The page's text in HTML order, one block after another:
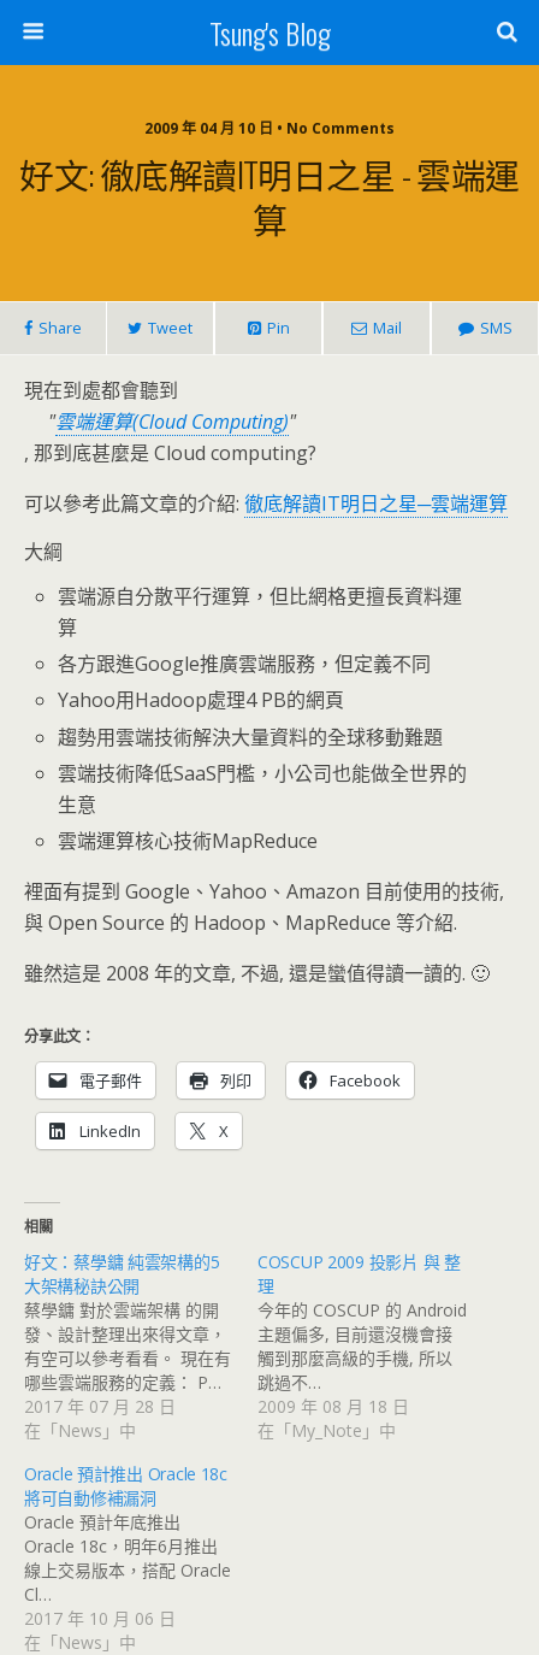
Tsung's Blog
2009 年 04 月 10 日 • No Comments
好文: 徹底解讀IT明日之星 - 雲端運
算
Share Tweet Pin Mail SMS
現在到處都會聽到
雲端運算(Cloud Computing)
, 那到底甚麼是 Cloud computing?
可以參考此篇文章的介紹: 徹底解讀IT明日之星─雲端運算
大綱
雲端源自分散平行運算，但比網格更擅長資料運
算
各方跟進Google推廣雲端服務，但定義不同
Yahoo用Hadoop處理4 PB的網頁
趨勢用雲端技術解決大量資料的全球移動難題
雲端技術降低SaaS門檻，小公司也能做全世界的
生意
雲端運算核心技術MapReduce
裡面有提到 Google、Yahoo、Amazon 目前使用的技術,
與 Open Source 的 Hadoop、MapReduce 等介紹.
雖然這是 2008 年的文章, 不過, 還是蠻值得讀一讀的. 🙂
分享此文：
電子郵件 列印 Facebook
LinkedIn X
相關
好文：蔡學鏞 純雲架構的5
大架構秘訣公開
蔡學鏞 對於雲端架構 的開
發、設計整理出來得文章，
有空可以參考看看。 現在有
哪些雲端服務的定義： P…
2017 年 07 月 28 日
在「News」中
COSCUP 2009 投影片 與 整
理
今年的 COSCUP 的 Android
主題偏多, 目前還沒機會接
觸到那麼高級的手機, 所以
跳過不…
2009 年 08 月 18 日
在「My_Note」中
Oracle 預計推出 Oracle 18c
將可自動修補漏洞
Oracle 預計年底推出
Oracle 18c，明年6月推出
線上交易版本，搭配 Oracle
Cl…
2017 年 10 月 06 日
在「News」中